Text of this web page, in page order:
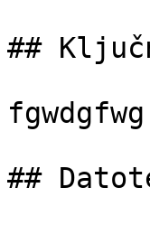
##
fgwdgfwg
##